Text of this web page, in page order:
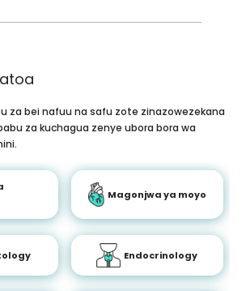
za bei nafuu na safu zote zinazowezekana
za kuchagua zenye ubora bora wa
Magonjwa ya moyo
Endocrinology